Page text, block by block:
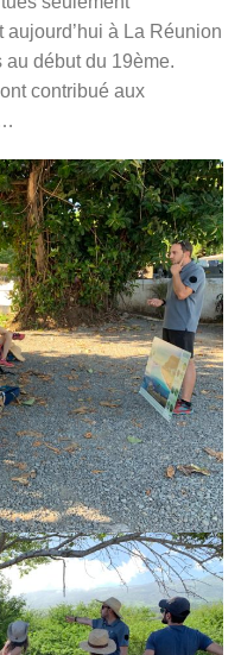
à La Réunion
au début du 19ème.
contribué aux